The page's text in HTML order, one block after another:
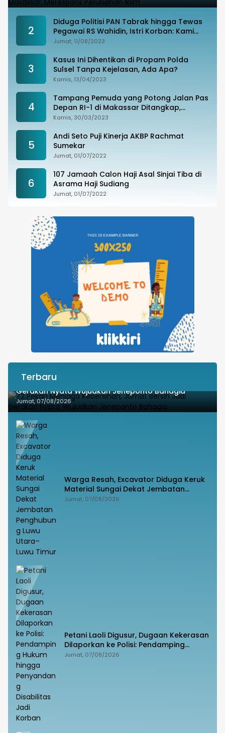
2
Diduga Politisi PAN Tabrak hingga Tewas
Pegawai RS Wahidin, Istri Korban: Kami
Tak Terima
Jumat, 11/08/2023
3
Kasus Ini Dihentikan di Propam Polda
Sulsel Tanpa Kejelasan, Ada Apa?
Kamis, 13/04/2023
4
Tampang Pemuda yang Potong Jalan Pas
Depan RI-1 di Makassar Ditangkap,
Ternyata Joki Balapan Liar
Kamis, 30/03/2023
5
Andi Seto Puji Kinerja AKBP Rachmat
Sumekar
Jumat, 01/07/2022
6
107 Jamaah Calon Haji Asal Sinjai Tiba di
Asrama Haji Sudiang
Jumat, 01/07/2022
Terbaru
72 Pekan Menjaga Kebersihan, Jumat Bersih Jadi
Gerakan Nyata Wujudkan Jeneponto Bahagia
Jumat, 07/08/2026
Warga Resah, Excavator Diduga Keruk
Material Sungai Dekat Jembatan
Penghubung Luwu Utara–Luwu Timur
Jumat, 07/08/2026
Petani Laoli Digusur, Dugaan Kekerasan
Dilaporkan ke Polisi: Pendamping
Hukum hingga Penyandang Disabilitas
Jumat, 07/08/2026